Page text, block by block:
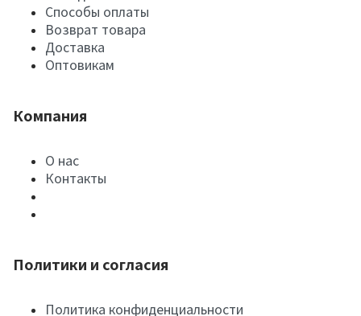
Способы оплаты
Возврат товара
Доставка
Оптовикам
Компания
О нас
Контакты
Политики и согласия
Политика конфиденциальности